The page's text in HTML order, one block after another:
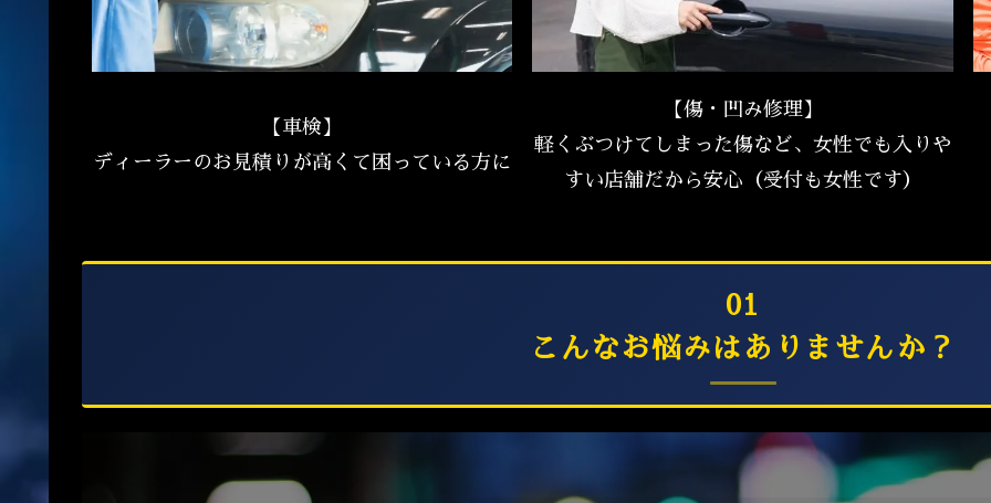
【車検】
ディーラーのお見積りが高くて困っている方に
【傷・凹み修理】
軽くぶつけてしまった傷など、女性でも入りや
すい店舗だから安心（受付も女性です）
01
こんなお悩みはありませんか？